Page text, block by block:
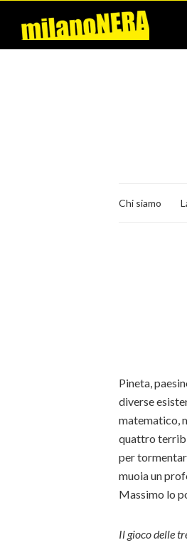
Chi siamo
Pineta,
diverse
matematico,
quattro
per
muoia un
Massimo lo
Il gioco delle